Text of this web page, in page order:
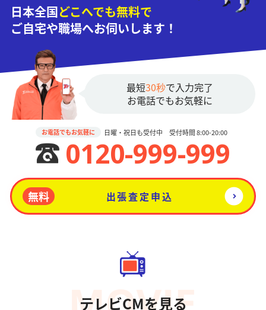
日本全国どこへでも無料で
ご自宅や職場へお伺いします！
最短30秒で入力完了
お電話でもお気軽に
お電話でもお気軽に 日曜・祝日も受付中 受付時間 8:00-20:00
0120-999-999
無料 出張査定申込
テレビCMを見る